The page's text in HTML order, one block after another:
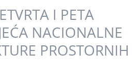
I PETA
NACIONALNE
PROSTORNIH